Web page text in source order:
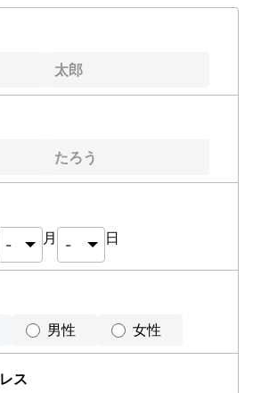
月 日
男性 女性
ス